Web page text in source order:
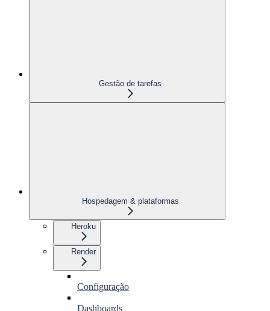
Gestão de tarefas
Hospedagem & plataformas
Heroku
Render
Configuração
Dashboards